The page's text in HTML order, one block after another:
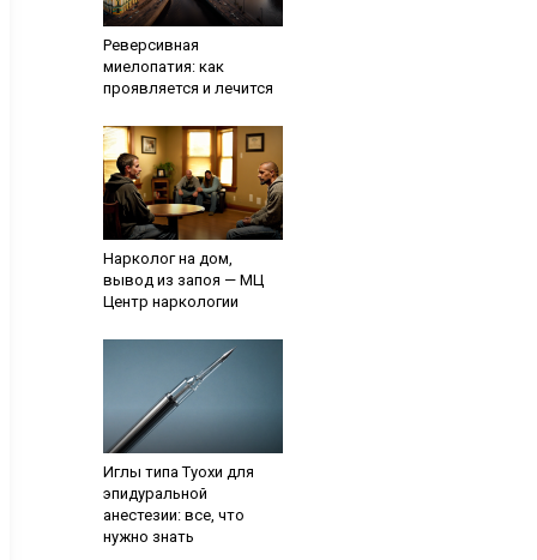
Реверсивная
миелопатия: как
проявляется и лечится
Нарколог на дом,
вывод из запоя — МЦ
Центр наркологии
Иглы типа Туохи для
эпидуральной
анестезии: все, что
нужно знать